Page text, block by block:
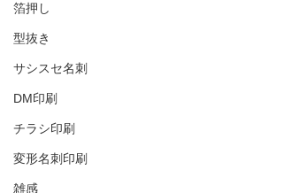
箔押し
型抜き
サシスセ名刺
DM印刷
チラシ印刷
変形名刺印刷
雑感